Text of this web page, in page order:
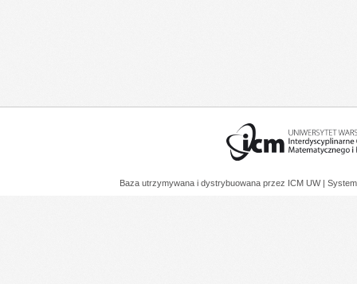
Baza utrzymywana i dystrybuowana przez ICM UW |